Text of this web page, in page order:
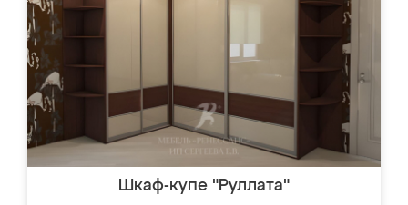
Шкаф-купе "Руллата"